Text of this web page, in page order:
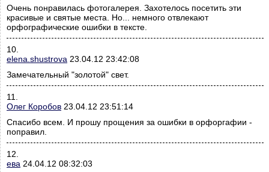
Очень понравилась фотогалерея. Захотелось посетить эти
красивые и святые места. Но... немного отвлекают
орфографические ошибки в тексте.
10.
elena.shustrova 23.04.12 23:42:08
Замечательный "золотой" свет.
11.
Олег Коробов 23.04.12 23:51:14
Спасибо всем. И прошу прощения за ошибки в орфоргафии -
поправил.
12.
ева 24.04.12 08:32:03